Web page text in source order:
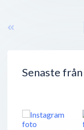
Senaste från